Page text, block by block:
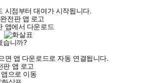
시점부터 대여가 시작됩니다.
앱에서 다운로드
습니까?
면 앱 다운로드로 자동 연결됩니다.
으로 이동